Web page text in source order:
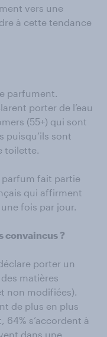
vers une
à cette tendance
parfument.
porter de l’eau
(55+) qui sont
puisqu’ils sont
toilette.
parfum fait partie
qui affirment
fois par jour.
convaincus ?
porter un
matières
non modifiées).
de plus en plus
64% s’accordent à
dans une